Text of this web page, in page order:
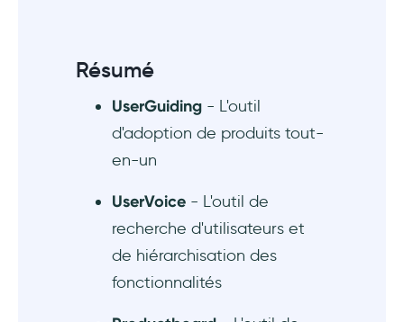
Résumé
UserGuiding - L'outil
d'adoption de produits tout-
en-un
UserVoice - L'outil de
recherche d'utilisateurs et
de hiérarchisation des
fonctionnalités